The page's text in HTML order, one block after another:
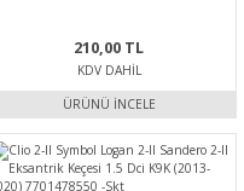
210,00 TL
KDV DAHIL
ÜRÜNÜ İNCELE